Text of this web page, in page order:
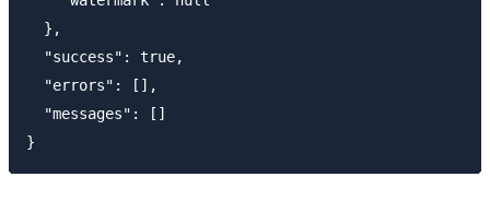
  },
  "success": true,
  "errors": [],
  "messages": []